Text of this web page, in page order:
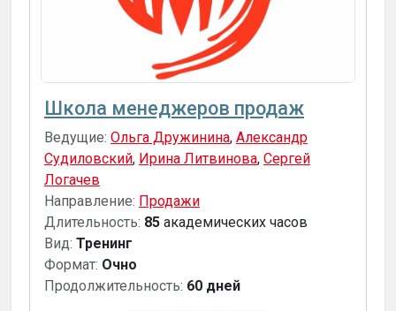
Школа менеджеров продаж
Ведущие: Ольга Дружинина, Александр
Судиловский, Ирина Литвинова, Сергей
Логачев
Направление: Продажи
Длительность: 85 академических часов
Вид: Тренинг
Формат: Очно
Продолжительность: 60 дней